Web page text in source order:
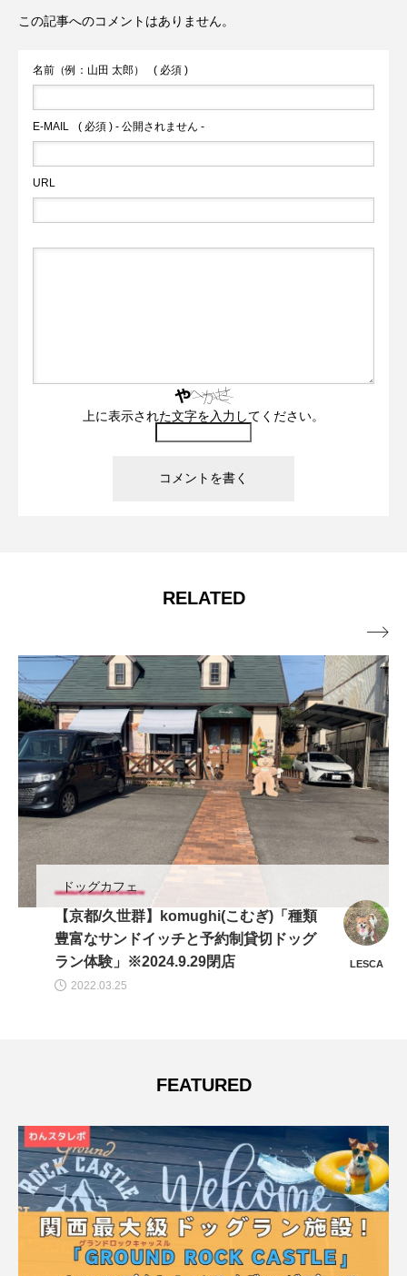
この記事へのコメントはありません。
名前（例：山田 太郎） ( 必須 )
E-MAIL ( 必須 ) - 公開されません -
URL
上に表示された文字を入力してください。
RELATED
ドッグカフェ
【大阪/堺市中区】TORRES(トーレス)
「泉北深井駅スペイン料理！お昼のラン
チタイムはワンコ同伴OK！オールシーズ
ン利用できるインナーテラス♪」
momoyu

FEATURED